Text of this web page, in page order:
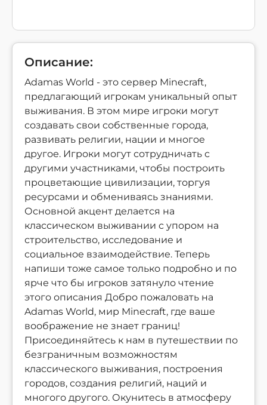
Описание:
Adamas World - это сервер Minecraft,
предлагающий игрокам уникальный опыт
выживания. В этом мире игроки могут
создавать свои собственные города,
развивать религии, нации и многое
другое. Игроки могут сотрудничать с
другими участниками, чтобы построить
процветающие цивилизации, торгуя
ресурсами и обмениваясь знаниями.
Основной акцент делается на
классическом выживании с упором на
строительство, исследование и
социальное взаимодействие. Теперь
напиши тоже самое только подробно и по
ярче что бы игроков затянуло чтение
этого описания Добро пожаловать на
Adamas World, мир Minecraft, где ваше
воображение не знает границ!
Присоединяйтесь к нам в путешествии по
безграничным возможностям
классического выживания, построения
городов, создания религий, наций и
многого другого. Окунитесь в атмосферу